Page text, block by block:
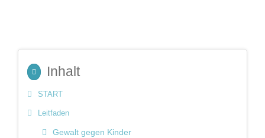
Inhalt
START
Leitfaden
Gewalt gegen Kinder